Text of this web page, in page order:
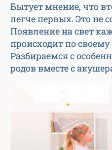
Бытует мнение, что
легче первых. Это не
Появление на свет
происходит по
Разбираемся с
родов вместе с